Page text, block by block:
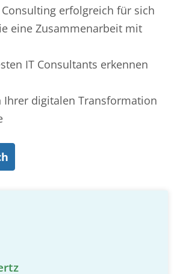
erfolgreich für sich
eine Zusammenarbeit mit
IT Consultants erkennen
Ihrer digitalen Transformation